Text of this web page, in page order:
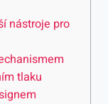
nástroje pro
tlaku